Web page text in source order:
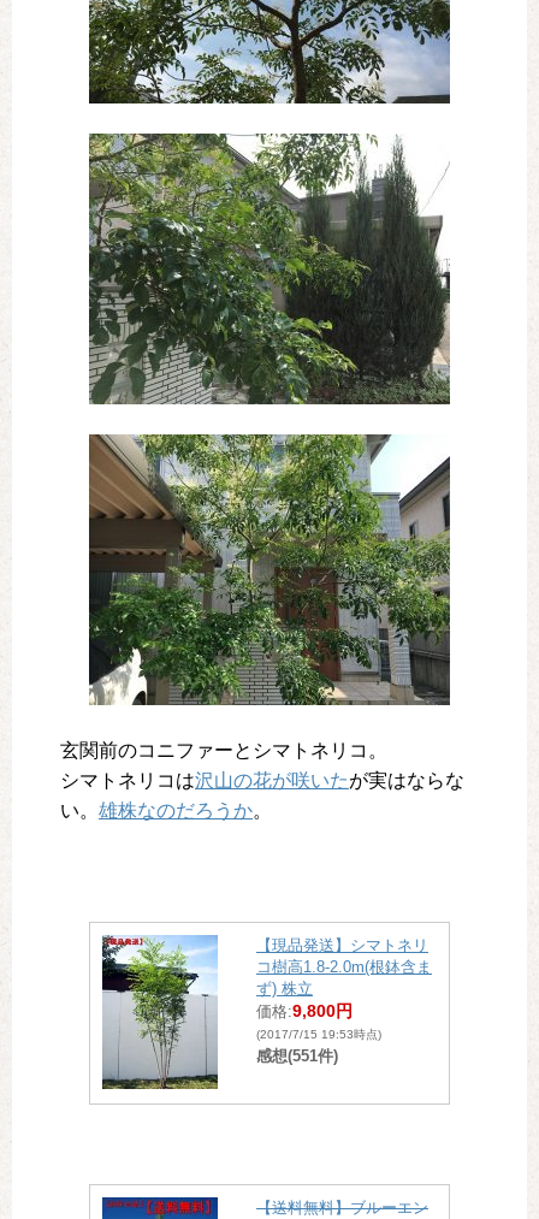
玄関前のコニファーとシマトネリコ。
シマトネリコは沢山の花が咲いたが実はならな
い。 雄株なのだろうか。
【現品発送】シマトネリ
コ樹高1.8-2.0m(根鉢含ま
ず) 株立
価格:9,800円
(2017/7/15 19:53時点)
感想(551件)
【送料無料】ブルーエン